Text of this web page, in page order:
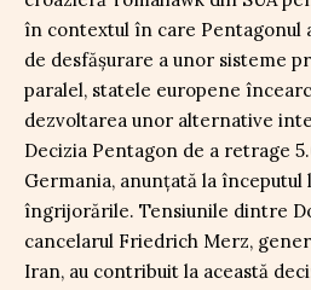
în contextul în care Pentagonul
de desfășurare a unor sisteme
paralel, statele europene
dezvoltarea unor alternative
Decizia Pentagon de a retrage
Germania, anunțată la începutul
îngrijorările. Tensiunile dintre
cancelarul Friedrich Merz,
Iran, au contribuit la această